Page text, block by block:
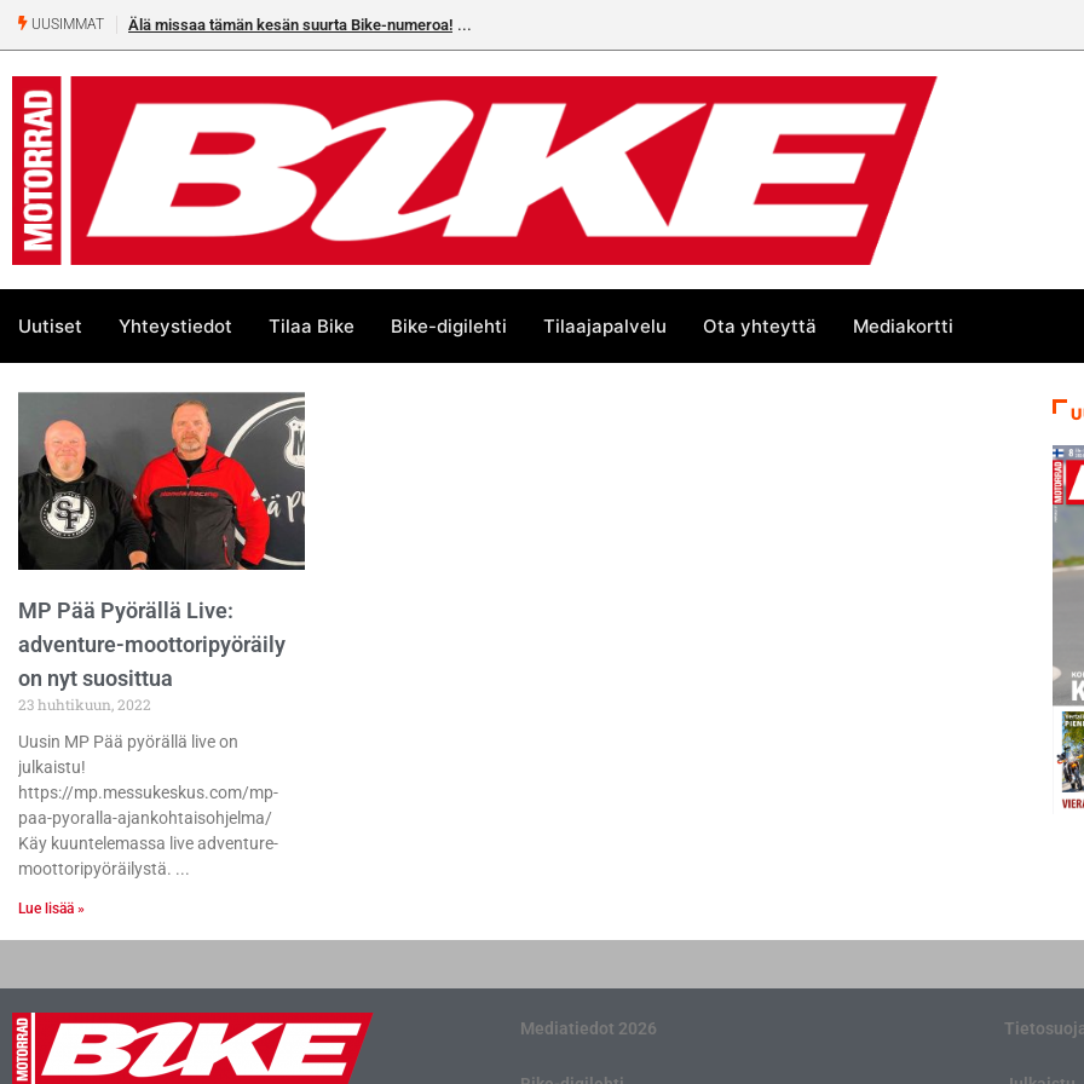
UUSIMMAT Älä missaa tämän kesän suurta Bike-numeroa!
Uutiset Yhteystiedot Tilaa Bike Bike-digilehti Tilaajapalvelu Ota yhteyttä Mediakortti
MP Pää Pyörällä Live:
adventure-moottoripyöräily
on nyt suosittua
23 huhtikuun, 2022
Uusin MP Pää pyörällä live on
julkaistu!
https://mp.messukeskus.com/mp-
paa-pyoralla-ajankohtaisohjelma/
Käy kuuntelemassa live adventure-
moottoripyöräilystä.
Lue lisää »
Mediatiedot 2026